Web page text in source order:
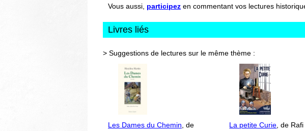
Vous aussi, participez en commentant vos lectures
Livres liés
> Suggestions de lectures sur le même thème :
Les Dames du Chemin, de
La petite Curie, de Rafi